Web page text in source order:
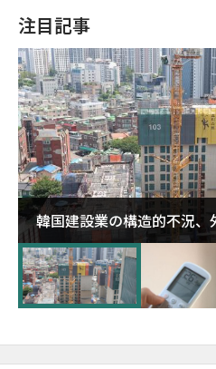
注目記事
韓国建設業の構造的不況、
超が「ゾンビ企業」に…5